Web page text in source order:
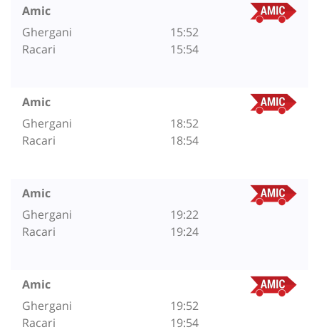
Amic
Ghergani
Racari
15:52
15:54
Amic
Ghergani
Racari
18:52
18:54
Amic
Ghergani
Racari
19:22
19:24
Amic
Ghergani
Racari
19:52
19:54